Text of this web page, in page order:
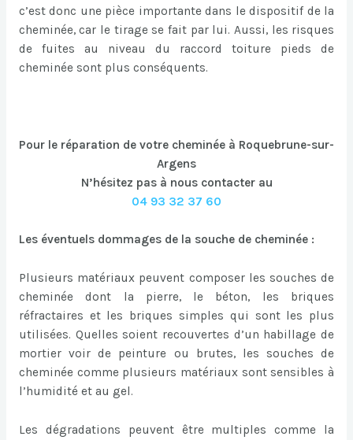
c’est donc une pièce importante dans le dispositif de la
cheminée, car le tirage se fait par lui. Aussi, les risques
de fuites au niveau du raccord toiture pieds de
cheminée sont plus conséquents.
Pour le réparation de votre cheminée à Roquebrune-sur-
Argens
N’hésitez pas à nous contacter au
04 93 32 37 60
Les éventuels dommages de la souche de cheminée :
Plusieurs matériaux peuvent composer les souches de
cheminée dont la pierre, le béton, les briques
réfractaires et les briques simples qui sont les plus
utilisées. Quelles soient recouvertes d’un habillage de
mortier voir de peinture ou brutes, les souches de
cheminée comme plusieurs matériaux sont sensibles à
l’humidité et au gel.
Les dégradations peuvent être multiples comme la